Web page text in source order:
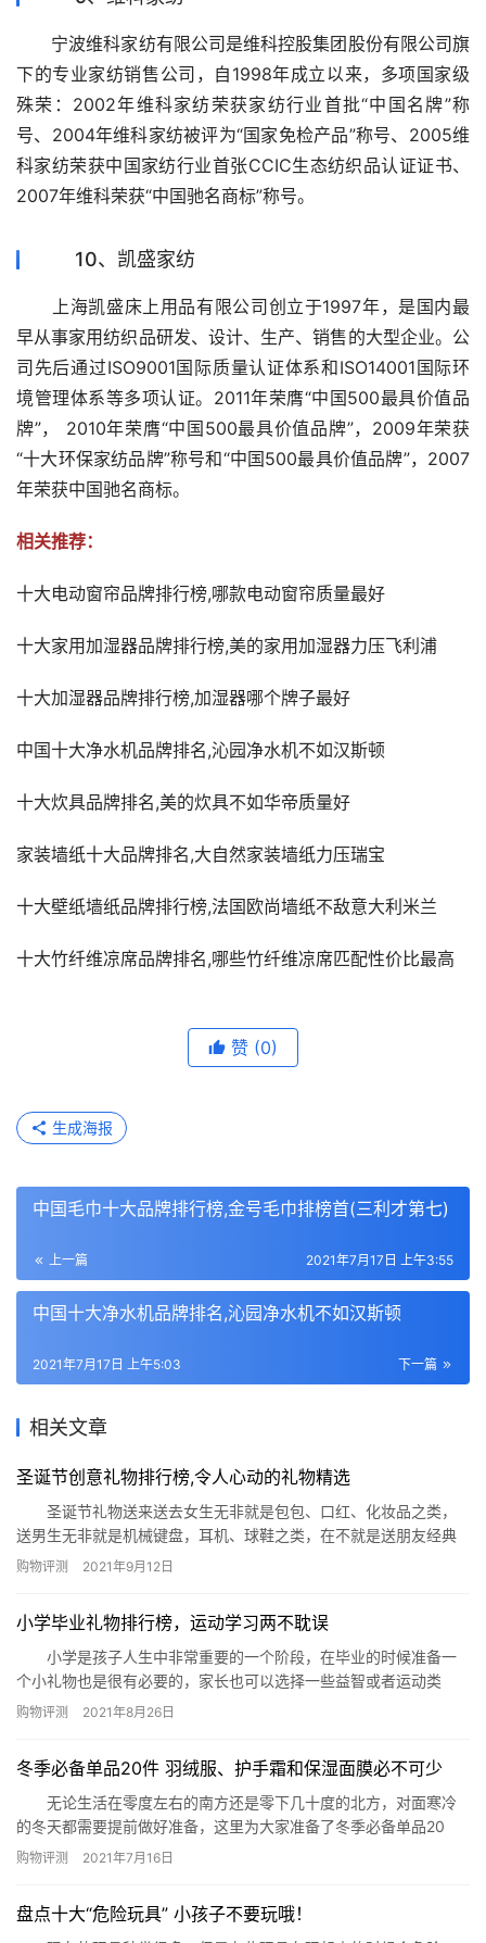
宁波维科家纺有限公司是维科控股集团股份有限公司旗
下的专业家纺销售公司，自1998年成立以来，多项国家级
殊荣：2002年维科家纺荣获家纺行业首批“中国名牌”称
号、2004年维科家纺被评为“国家免检产品”称号、2005维
科家纺荣获中国家纺行业首张CCIC生态纺织品认证证书、
2007年维科荣获“中国驰名商标”称号。
10、凯盛家纺
上海凯盛床上用品有限公司创立于1997年，是国内最
早从事家用纺织品研发、设计、生产、销售的大型企业。公
司先后通过ISO9001国际质量认证体系和ISO14001国际环
境管理体系等多项认证。2011年荣膺“中国500最具价值品
牌”， 2010年荣膺“中国500最具价值品牌”，2009年荣获
“十大环保家纺品牌”称号和“中国500最具价值品牌”，2007
年荣获中国驰名商标。
相关推荐：
十大电动窗帘品牌排行榜,哪款电动窗帘质量最好
十大家用加湿器品牌排行榜,美的家用加湿器力压飞利浦
十大加湿器品牌排行榜,加湿器哪个牌子最好
中国十大净水机品牌排名,沁园净水机不如汉斯顿
十大炊具品牌排名,美的炊具不如华帝质量好
家装墙纸十大品牌排名,大自然家装墙纸力压瑞宝
十大壁纸墙纸品牌排行榜,法国欧尚墙纸不敌意大利米兰
十大竹纤维凉席品牌排名,哪些竹纤维凉席匹配性价比最高
赞 (0)
生成海报
中国毛巾十大品牌排行榜,金号毛巾排榜首(三利才第七)
上一篇 2021年7月17日 上午3:55
中国十大净水机品牌排名,沁园净水机不如汉斯顿
下一篇
2021年7月17日 上午5:03
相关文章
圣诞节创意礼物排行榜,令人心动的礼物精选
圣诞节礼物送来送去女生无非就是包包、口红、化妆品之类，
送男生无非就是机械键盘，耳机、球鞋之类，在不就是送朋友经典
书籍，送闺蜜零食，没有新意……今天给大家介绍一些带有创意的礼
上对方的照片，不管是好朋友，还是闺…
购物评测 2021年9月12日
小学毕业礼物排行榜，运动学习两不耽误
小学是孩子人生中非常重要的一个阶段，在毕业的时候准备一
个小礼物也是很有必要的，家长也可以选择一些益智或者运动类
型，都是非常合适的。那么今天就由小编来为大家列出小学毕业礼
上足球机 5、卡通龙猫存钱罐 6、迪士尼儿童手提斜挎…
购物评测 2021年8月26日
冬季必备单品20件 羽绒服、护手霜和保湿面膜必不可少
无论生活在零度左右的南方还是零下几十度的北方，对面寒冷
的冬天都需要提前做好准备，这里为大家准备了冬季必备单品20
件，让各位能轻松度过寒冬。 冬季必备单品20件 穿戴类 1、口
巾和手套都是出门的冬季必备日用品，在在温度过…
购物评测 2021年7月16日
盘点十大“危险玩具” 小孩子不要玩哦！